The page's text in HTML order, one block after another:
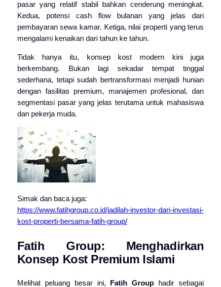
pasar yang relatif stabil bahkan cenderung meningkat.
Kedua, potensi cash flow bulanan yang jelas dari
pembayaran sewa kamar. Ketiga, nilai properti yang terus
mengalami kenaikan dari tahun ke tahun.
Tidak hanya itu, konsep kost modern kini juga
berkembang. Bukan lagi sekadar tempat tinggal
sederhana, tetapi sudah bertransformasi menjadi hunian
dengan fasilitas premium, manajemen profesional, dan
segmentasi pasar yang jelas terutama untuk mahasiswa
dan pekerja muda.
Simak dan baca juga:
https://www.fatihgroup.co.id/jadilah-investor-dari-investasi-
kost-properti-bersama-fatih-group/
Fatih Group: Menghadirkan
Konsep Kost Premium Islami
Melihat peluang besar ini, Fatih Group hadir sebagai